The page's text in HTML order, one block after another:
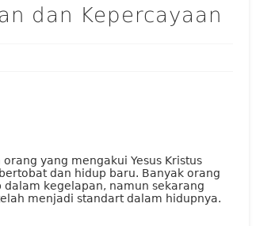
dan Kepercayaan
yang mengakui Yesus Kristus
dan hidup baru. Banyak orang
kegelapan, namun sekarang
menjadi standart dalam hidupnya.